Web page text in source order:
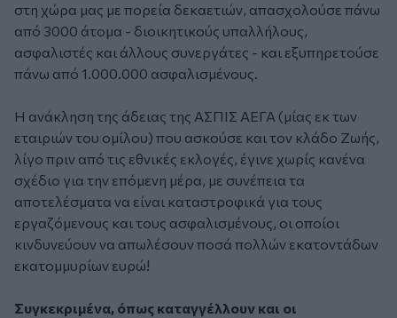
στη χώρα μας με πορεία δεκαετιών, απασχολούσε πάνω
από 3000 άτομα - διοικητικούς υπαλλήλους,
ασφαλιστές και άλλους συνεργάτες - και εξυπηρετούσε
πάνω από 1.000.000 ασφαλισμένους.
Η ανάκληση της άδειας της ΑΣΠΙΣ ΑΕΓΑ (μίας εκ των
εταιριών του ομίλου) που ασκούσε και τον κλάδο Ζωής,
λίγο πριν από τις εθνικές εκλογές, έγινε χωρίς κανένα
σχέδιο για την επόμενη μέρα, με συνέπεια τα
αποτελέσματα να είναι καταστροφικά για τους
εργαζόμενους και τους ασφαλισμένους, οι οποίοι
κινδυνεύουν να απωλέσουν ποσά πολλών εκατοντάδων
εκατομμυρίων ευρώ!
Συγκεκριμένα, όπως καταγγέλλουν και οι